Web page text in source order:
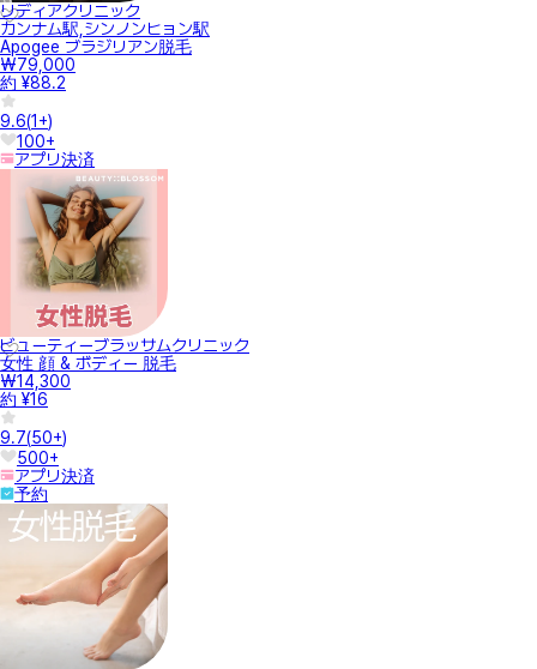
リディアクリニック
カンナム駅,シンノンヒョン駅
Apogee ブラジリアン脱毛
₩79,000
約 ¥88.2
9.6(1+)
100+
アプリ決済
ビューティーブラッサムクリニック
女性 顔 & ボディー 脱毛
₩14,300
約 ¥16
9.7(50+)
500+
アプリ決済
予約